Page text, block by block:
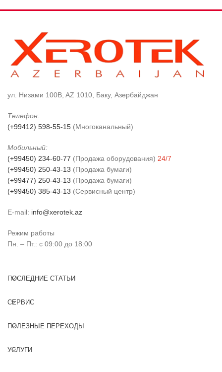
ул. Низами 100B, AZ 1010, Баку, Азербайджан
Телефон:
(+99412) 598-55-15 (Многоканальный)
Мобильный:
(+99450) 234-60-77 (Продажа оборудования) 24/7
(+99450) 250-43-13 (Продажа бумаги)
(+99477) 250-43-13 (Продажа бумаги)
(+99450) 385-43-13 (Сервисный центр)
E-mail: info@xerotek.az
Режим работы
Пн. – Пт.: с 09:00 до 18:00
ПОСЛЕДНИЕ СТАТЬИ
СЕРВИС
ПОЛЕЗНЫЕ ПЕРЕХОДЫ
УСЛУГИ